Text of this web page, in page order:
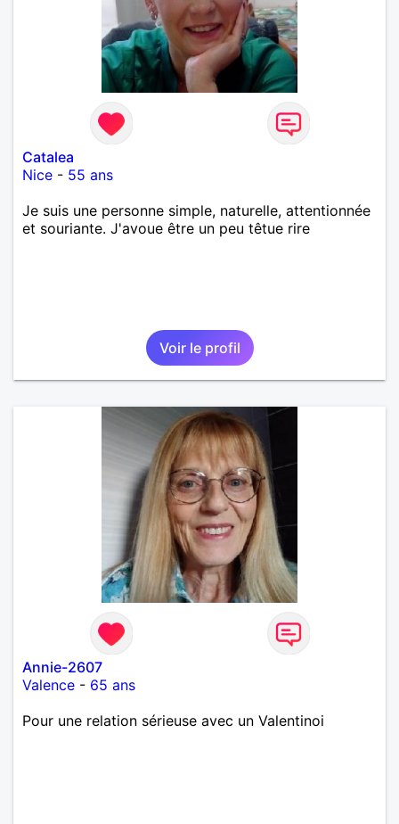
Catalea
Nice - 55 ans
Je suis une personne simple, naturelle, attentionnée
et souriante. J'avoue être un peu têtue rire
Voir le profil
Annie-2607
Valence - 65 ans
Pour une relation sérieuse avec un Valentinoi